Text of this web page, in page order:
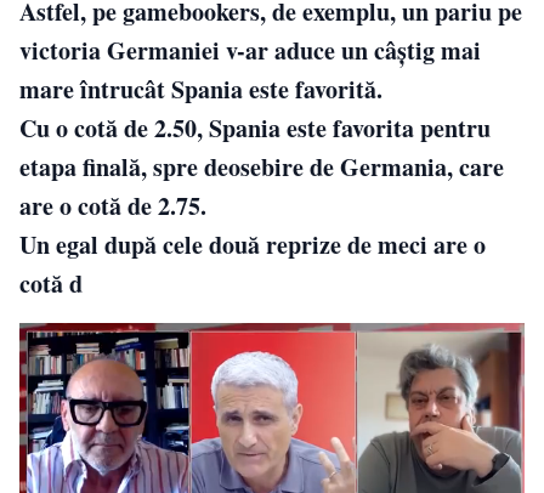
Astfel, pe gamebookers, de exemplu, un pariu pe
victoria Germaniei v-ar aduce un câştig mai
mare întrucât Spania este favorită.
Cu o cotă de 2.50, Spania este favorita pentru
etapa finală, spre deosebire de Germania, care
are o cotă de 2.75.
Un egal după cele două reprize de meci are o
cotă d